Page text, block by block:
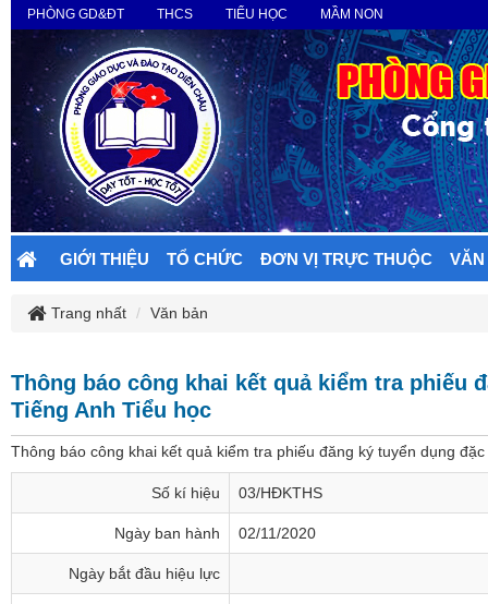
PHÒNG GD&ĐT THCS TIỂU HỌC MẦM NON
GIỚI THIỆU TỔ CHỨC ĐƠN VỊ TRỰC THUỘC
Trang nhất Văn bản
Thông báo công khai kết quả kiểm tra phiếu
Tiếng Anh Tiểu học
Thông báo công khai kết quả kiểm tra phiếu đăng ký tuyển dụng
Số kí hiệu 03/HĐKTHS
Ngày ban hành 02/11/2020
Ngày bắt đầu hiệu lực